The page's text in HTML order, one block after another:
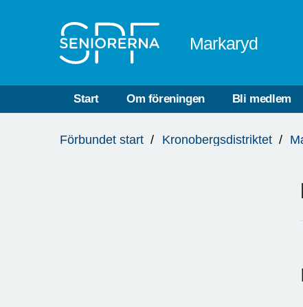
Markaryd
Start Om föreningen Bli medlem
är
Förbundet start Kronobergsdistriktet